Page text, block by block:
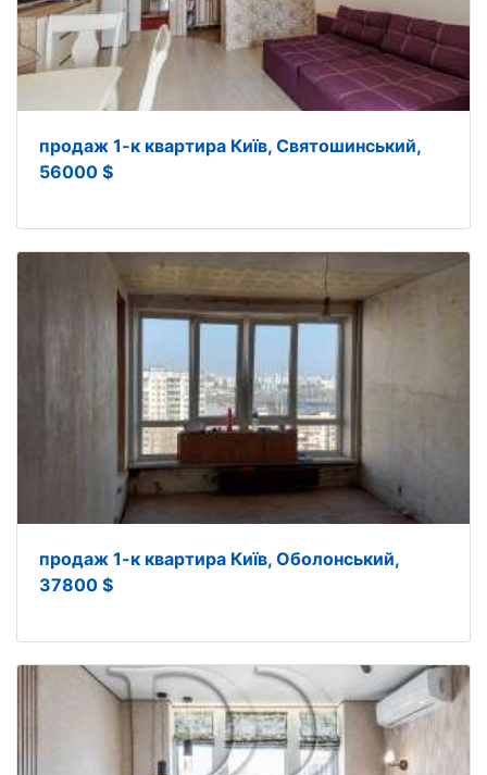
продаж 1-к квартира Київ, Святошинський,
56000 $
продаж 1-к квартира Київ, Оболонський,
37800 $